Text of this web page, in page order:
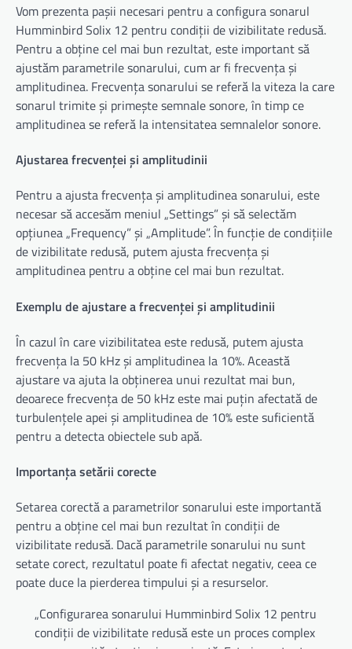
Vom prezenta pașii necesari pentru a configura sonarul
Humminbird Solix 12 pentru condiții de vizibilitate redusă.
Pentru a obține cel mai bun rezultat, este important să
ajustăm parametrile sonarului, cum ar fi frecvența și
amplitudinea. Frecvența sonarului se referă la viteza la care
sonarul trimite și primește semnale sonore, în timp ce
amplitudinea se referă la intensitatea semnalelor sonore.
Ajustarea frecvenței și amplitudinii
Pentru a ajusta frecvența și amplitudinea sonarului, este
necesar să accesăm meniul „Settings” și să selectăm
opțiunea „Frequency” și „Amplitude”. În funcție de condițiile
de vizibilitate redusă, putem ajusta frecvența și
amplitudinea pentru a obține cel mai bun rezultat.
Exemplu de ajustare a frecvenței și amplitudinii
În cazul în care vizibilitatea este redusă, putem ajusta
frecvența la 50 kHz și amplitudinea la 10%. Această
ajustare va ajuta la obținerea unui rezultat mai bun,
deoarece frecvența de 50 kHz este mai puțin afectată de
turbulențele apei și amplitudinea de 10% este suficientă
pentru a detecta obiectele sub apă.
Importanța setării corecte
Setarea corectă a parametrilor sonarului este importantă
pentru a obține cel mai bun rezultat în condiții de
vizibilitate redusă. Dacă parametrile sonarului nu sunt
setate corect, rezultatul poate fi afectat negativ, ceea ce
poate duce la pierderea timpului și a resurselor.
„Configurarea sonarului Humminbird Solix 12 pentru
condiții de vizibilitate redusă este un proces complex